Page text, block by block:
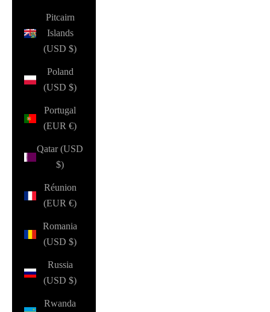
Pitcairn
Islands
(USD $)
Poland
(USD $)
Portugal
(EUR €)
Qatar (USD
$)
Réunion
(EUR €)
Romania
(USD $)
Russia
(USD $)
Rwanda